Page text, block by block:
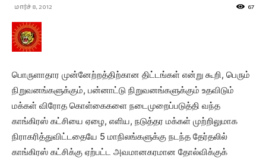
மார்ச் 8, 2012 67
பொருளாதார முன்னேற்றத்திற்கான திட்டங்கள் என்று கூறி, பெரும்
நிறுவனங்களுக்கும், பன்னாட்டு நிறுவனங்களுக்கும் உதவிடும்
மக்கள் விரோத கொள்கைகளை நடைமுறைப்படுத்தி வந்த
காங்கிரஸ் கட்சியை ஏழை, எளிய, நடுத்தர மக்கள் முற்றிலுமாக
நிராகரித்துவிட்டதையே 5 மாநிலங்களுக்கு நடந்த தேர்தலில்
காங்கிரஸ் கட்சிக்கு ஏற்பட்ட அவமானகரமான தோல்விக்குக்